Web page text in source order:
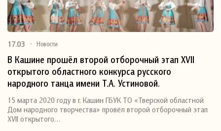
17.03 Новости
В Кашине прошёл второй отборочный этап XVII
открытого областного конкурса русского
народного танца имени Т.А. Устиновой.
15 марта 2020 году в г. Кашин ГБУК ТО «Тверской областной
Дом народного творчества» провёл второй отборочный этап
XVII открытого…